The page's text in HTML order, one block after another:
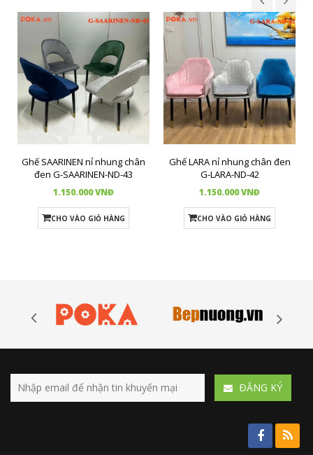
Ghế SAARINEN nỉ nhung chân
đen G-SAARINEN-ND-43
1.150.000 VNĐ
CHO VÀO GIỎ HÀNG
Ghế LARA nỉ nhung chân đen
G-LARA-ND-42
1.150.000 VNĐ
CHO VÀO GIỎ HÀNG
ÐĂNG KÝ